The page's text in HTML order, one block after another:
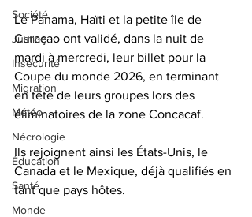
Société
Justice
Insécurité
Migration
Météo
Nécrologie
Éducation
Santé
Monde
Le Panama, Haïti et la petite île de
Curaçao ont validé, dans la nuit de
mardi à mercredi, leur billet pour la
Coupe du monde 2026, en terminant
en tête de leurs groupes lors des
éliminatoires de la zone Concacaf.
Ils rejoignent ainsi les États-Unis, le
Canada et le Mexique, déjà qualifiés en
tant que pays hôtes.